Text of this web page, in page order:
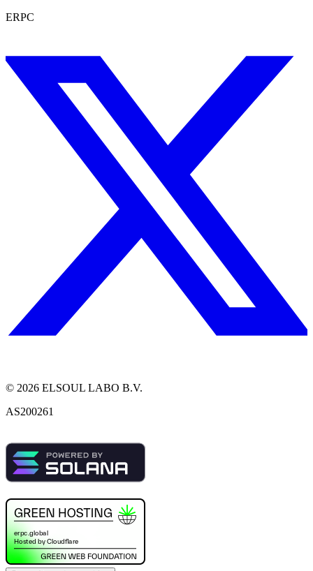
ERPC
© 2026 ELSOUL LABO B.V.
AS200261